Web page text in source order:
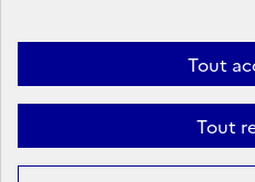
Accessibilité : partiellement
gouvernement.fr
Tout
Tout